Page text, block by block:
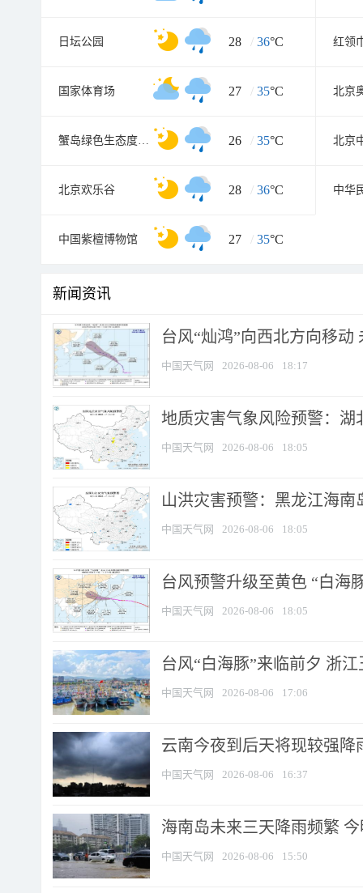
日坛公园 28 / 36°C 红领
国家体育场 27 / 35°C 北京
蟹岛绿色生态度假村 26 / 35°C
北京欢乐谷 28 / 36°C 中华
中国紫檀博物馆 27 / 35°C
新闻资讯
台风“灿鸿”向西北方向移动
中国天气网 2026-08-06 18:17
地质灾害气象风险预警：湖
中国天气网 2026-08-06 18:05
山洪灾害预警：黑龙江海
中国天气网 2026-08-06 18:05
台风预警升级至黄色 “白海
中国天气网 2026-08-06 18:05
台风“白海豚”来临前夕 浙
中国天气网 2026-08-06 17:06
云南今夜到后天将现较强降
中国天气网 2026-08-06 16:37
海南岛未来三天降雨频繁
中国天气网 2026-08-06 15:50